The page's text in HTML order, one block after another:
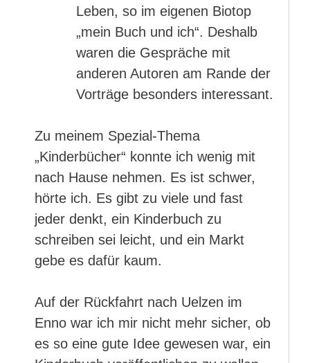
Leben, so im eigenen Biotop
„mein Buch und ich“. Deshalb
waren die Gespräche mit
anderen Autoren am Rande der
Vorträge besonders interessant.
Zu meinem Spezial-Thema
„Kinderbücher“ konnte ich wenig mit
nach Hause nehmen. Es ist schwer,
hörte ich. Es gibt zu viele und fast
jeder denkt, ein Kinderbuch zu
schreiben sei leicht, und ein Markt
gebe es dafür kaum.
Auf der Rückfahrt nach Uelzen im
Enno war ich mir nicht mehr sicher, ob
es so eine gute Idee gewesen war, ein